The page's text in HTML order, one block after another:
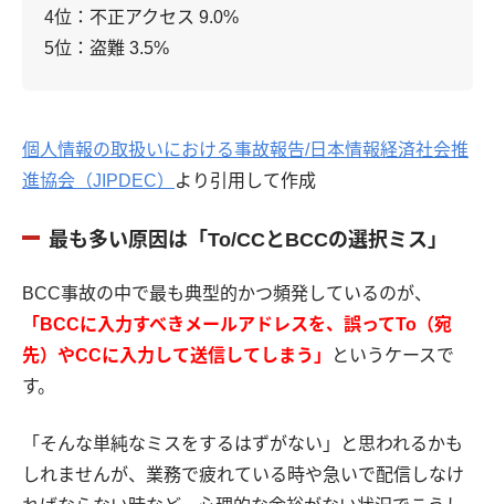
4位：不正アクセス 9.0%
5位：盗難 3.5%
個人情報の取扱いにおける事故報告/日本情報経済社会推
進協会（JIPDEC）
より引用して作成
最も多い原因は「To/CCとBCCの選択ミス」
BCC事故の中で最も典型的かつ頻発しているのが、
「BCCに入力すべきメールアドレスを、誤ってTo（宛
先）やCCに入力して送信してしまう」
というケースで
す。
「そんな単純なミスをするはずがない」と思われるかも
しれませんが、業務で疲れている時や急いで配信しなけ